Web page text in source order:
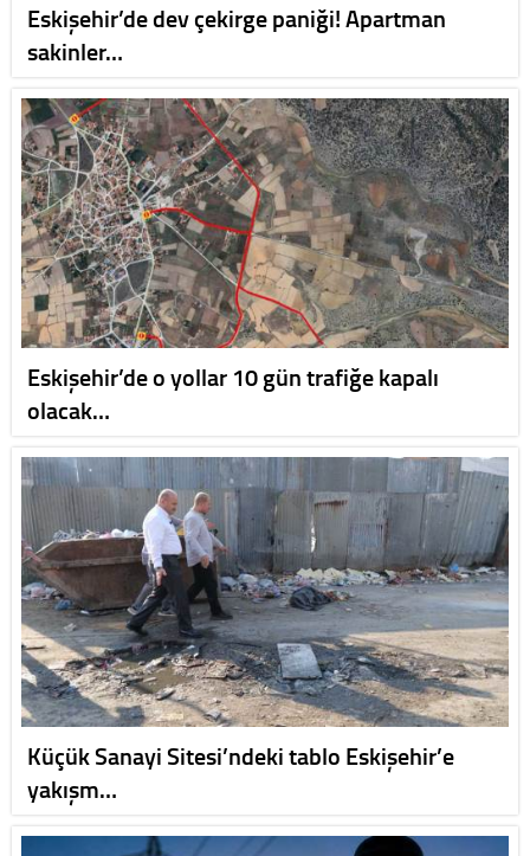
Eskişehir’de dev çekirge paniği! Apartman
sakinler…
Eskişehir’de o yollar 10 gün trafiğe kapalı
olacak…
Küçük Sanayi Sitesi’ndeki tablo Eskişehir’e
yakışm…